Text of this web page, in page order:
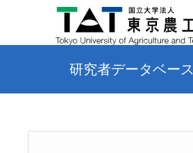
研究者データベース